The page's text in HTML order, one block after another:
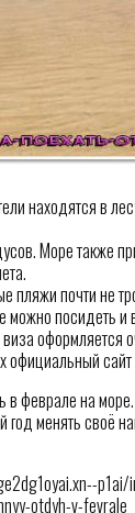
находятся в
Море также
пляжи почти не
посидеть и
оформляется
официальный
в феврале на
менять своё
p1ai/
otdyh-v-fevrale